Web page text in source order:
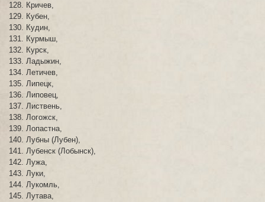
Кричев,
Кубен,
Кудин,
Курмыш,
Курск,
Ладыжин,
Летичев,
Липецк,
Липовец,
Листвень,
Логожск,
Лопастна,
Лубны (Лубен),
Лубенск (Лобынск),
Лужа,
Луки,
Лукомль,
Лутава,